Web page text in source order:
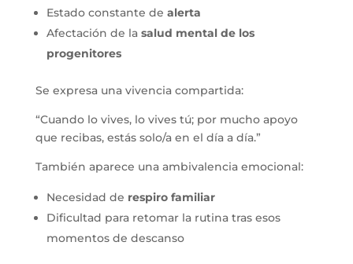
Estado constante de alerta
Afectación de la salud mental de los
progenitores
Se expresa una vivencia compartida:
“Cuando lo vives, lo vives tú; por mucho apoyo
que recibas, estás solo/a en el día a día.”
También aparece una ambivalencia emocional:
Necesidad de respiro familiar
Dificultad para retomar la rutina tras esos
momentos de descanso